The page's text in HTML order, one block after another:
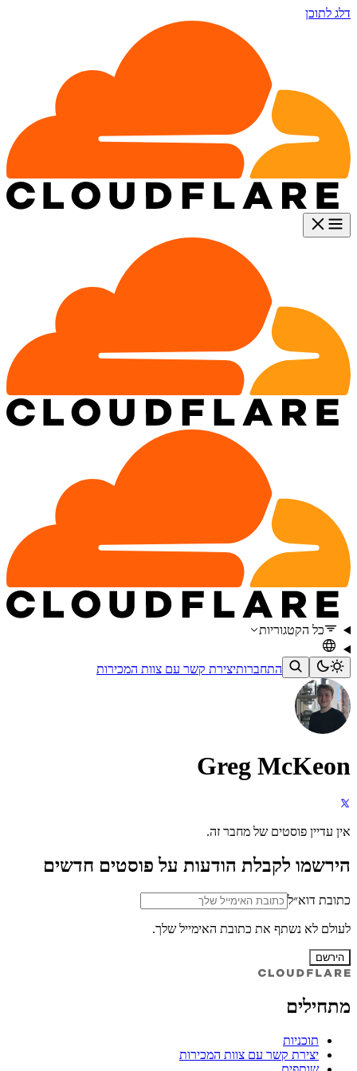
דלג לתוכן
כל הקטגוריות
התחברותיצירת קשר עם צוות המכירות
Greg McKeon
אין עדיין פוסטים של מחבר זה.
הירשמו לקבלת הודעות על פוסטים חדשים
כתובת דוא״ל
לעולם לא נשתף את כתובת האימייל שלך.
הירשם
מתחילים
תוכניות
יצירת קשר עם צוות המכירות